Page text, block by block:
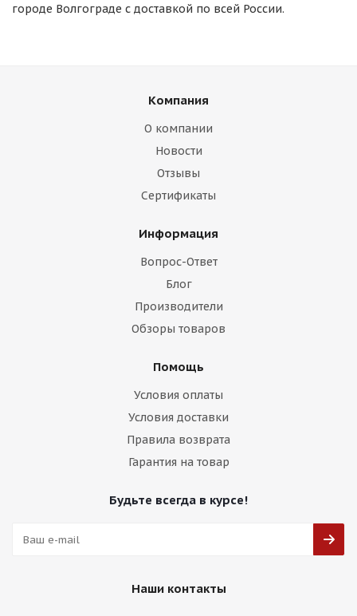
городе Волгограде с доставкой по всей России.
Компания
О компании
Новости
Отзывы
Сертификаты
Информация
Вопрос-Ответ
Блог
Производители
Обзоры товаров
Помощь
Условия оплаты
Условия доставки
Правила возврата
Гарантия на товар
Будьте всегда в курсе!
Наши контакты